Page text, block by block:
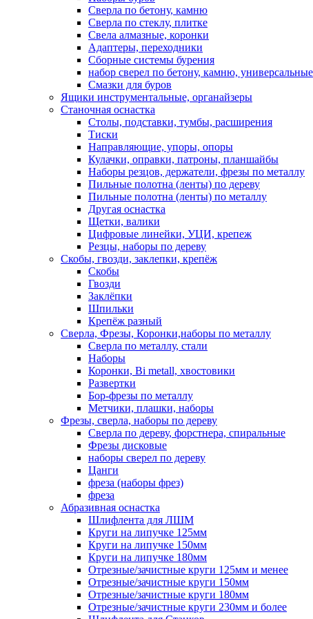
Сверла по бетону, камню
Сверла по стеклу, плитке
Свела алмазные, коронки
Адаптеры, переходники
Сборные системы бурения
набор сверел по бетону, камню, универсальные
Смазки для буров
Ящики инструментальные, органайзеры
Станочная оснастка
Столы, подставки, тумбы, расширения
Тиски
Направляющие, упоры, опоры
Кулачки, оправки, патроны, планшайбы
Наборы резцов, держатели, фрезы по металлу
Пильные полотна (ленты) по дереву
Пильные полотна (ленты) по металлу
Другая оснастка
Щетки, валики
Цифровые линейки, УЦИ, крепеж
Резцы, наборы по дереву
Скобы, гвозди, заклепки, крепёж
Скобы
Гвозди
Заклёпки
Шпильки
Крепёж разный
Сверла, Фрезы, Коронки,наборы по металлу
Сверла по металлу, стали
Наборы
Коронки, Bi metall, хвостовики
Развертки
Бор-фрезы по металлу
Метчики, плашки, наборы
Фрезы, сверла, наборы по дереву
Сверла по дереву, форстнера, спиральные
Фрезы дисковые
наборы сверел по дереву
Цанги
фреза (наборы фрез)
фреза
Абразивная оснастка
Шлифлента для ЛШМ
Круги на липучке 125мм
Круги на липучке 150мм
Круги на липучке 180мм
Отрезные/зачистные круги 125мм и менее
Отрезные/зачистные круги 150мм
Отрезные/зачистные круги 180мм
Отрезные/зачистные круги 230мм и более